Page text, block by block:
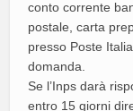
conto corrente
postale, carta
presso Poste
domanda.
Se l’Inps darà
entro 15 giorni